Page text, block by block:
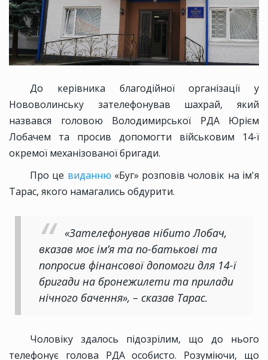
До керівника благодійної організації у
Нововолинську зателефонував шахрай, який
назвався головою Володимирської РДА Юрієм
Лобачем та просив допомогти військовим 14-ї
окремої механізованої бригади.
Про це виданню «Буг» розповів чоловік на ім'я
Тарас, якого намагались обдурити.
«Зателефонував нібито Лобач,
вказав моє ім’я та по-батькові та
попросив фінансової допомоги для 14-ї
бригади на бронежилети та прилади
нічного бачення», – сказав Тарас.
Чоловіку здалось підозрілим, що до нього
телефонує голова РДА особисто. Розуміючи, що